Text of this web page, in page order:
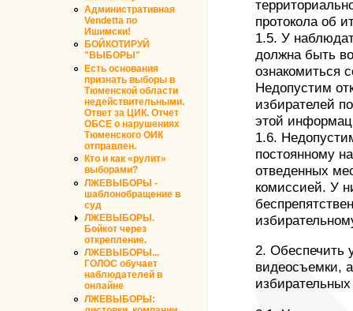
Административная
Vendetta по
Ишимски!
БОЙКОТИРУЙ
"ВЫБОРЫ"
Есть основания
признать выборы в
Тюменской области
недействительными.
Ответ за ЦИК. Отчет
ОБСЕ о нарушениях
Тюменского ОИК
отправлен.
Кто и как «рулит»
выборами?
ЛЖЕВЫБОРЫ -
шаблонобращение в
суд
ЛЖЕВЫБОРЫ.
Бойкот через
открепление.
ЛЖЕВЫБОРЫ...
ГОЛОС обучает
наблюдателей в
онлайне
ЛЖЕВЫБОРЫ:
протокола об
1.5. У
должна быть
ознакомиться
Недопустим
избирателей
этой
1.6.
постоянному
отведенных
комиссией. У
2. Обеспечить
видеосъемки,
избирательных